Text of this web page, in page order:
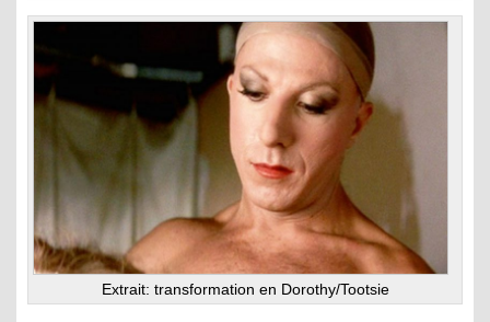
Extrait: transformation en Dorothy/Tootsie